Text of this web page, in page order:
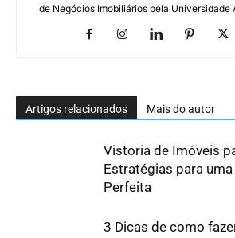
de Negócios Imobiliários pela Universidade
Artigos relacionados Mais do autor
Vistoria de Imóveis
Estratégias para uma
Perfeita
3 Dicas de como